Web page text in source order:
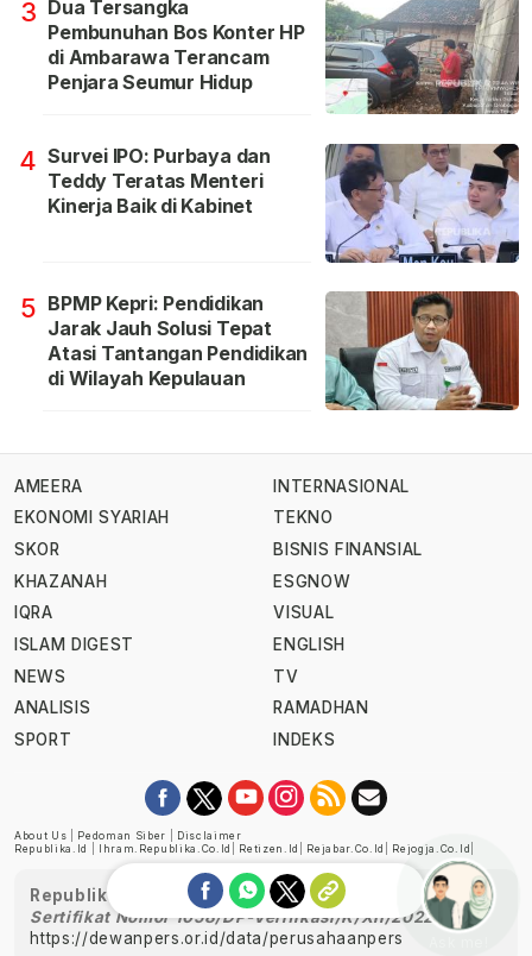
3 Dua Tersangka
Pembunuhan Bos Konter HP
di Ambarawa Terancam
Penjara Seumur Hidup
4 Survei IPO: Purbaya dan
Teddy Teratas Menteri
Kinerja Baik di Kabinet
5 BPMP Kepri: Pendidikan
Jarak Jauh Solusi Tepat
Atasi Tantangan Pendidikan
di Wilayah Kepulauan
AMEERA
EKONOMI SYARIAH
SKOR
KHAZANAH
IQRA
ISLAM DIGEST
NEWS
ANALISIS
SPORT
INTERNASIONAL
TEKNO
BISNIS FINANSIAL
ESGNOW
VISUAL
ENGLISH
TV
RAMADHAN
INDEKS
About Us Pedoman Siber
Disclaimer
Republika.id
Ihram.republika.co.id Retizen.id Rejabar.co.id Rejogja.co.id
Republika telah diverifikasi oleh Dewan Pers
Sertifikat Nomor 1058/DP-Verifikasi/K/XII/2022
https://dewanpers.or.id/data/perusahaanpers